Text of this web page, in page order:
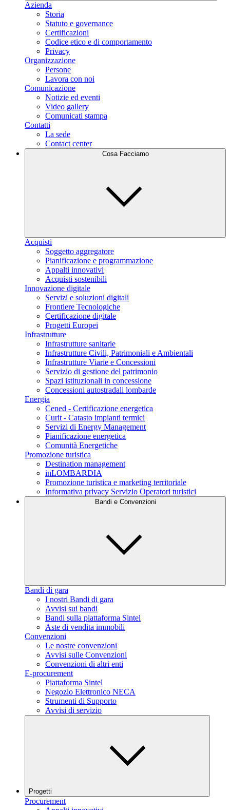
Azienda
Storia
Statuto e governance
Certificazioni
Codice etico e di comportamento
Privacy
Organizzazione
Persone
Lavora con noi
Comunicazione
Notizie ed eventi
Video gallery
Comunicati stampa
Contatti
La sede
Contact center
Cosa Facciamo
Acquisti
Soggetto aggregatore
Pianificazione e programmazione
Appalti innovativi
Acquisti sostenibili
Innovazione digitale
Servizi e soluzioni digitali
Frontiere Tecnologiche
Certificazione digitale
Progetti Europei
Infrastrutture
Infrastrutture sanitarie
Infrastrutture Civili, Patrimoniali e Ambientali
Infrastrutture Viarie e Concessioni
Servizio di gestione del patrimonio
Spazi istituzionali in concessione
Concessioni autostradali lombarde
Energia
Cened - Certificazione energetica
Curit - Catasto impianti termici
Servizi di Energy Management
Pianificazione energetica
Comunità Energetiche
Promozione turistica
Destination management
inLOMBARDIA
Promozione turistica e marketing territoriale
Informativa privacy Servizio Operatori turistici
Bandi e Convenzioni
Bandi di gara
I nostri Bandi di gara
Avvisi sui bandi
Bandi sulla piattaforma Sintel
Aste di vendita immobili
Convenzioni
Le nostre convenzioni
Avvisi sulle Convenzioni
Convenzioni di altri enti
E-procurement
Piattaforma Sintel
Negozio Elettronico NECA
Strumenti di Supporto
Avvisi di servizio
Progetti
Procurement